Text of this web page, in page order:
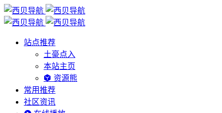
站点推荐
土豪点入
本站主页
资源熊
常用推荐
社区资讯